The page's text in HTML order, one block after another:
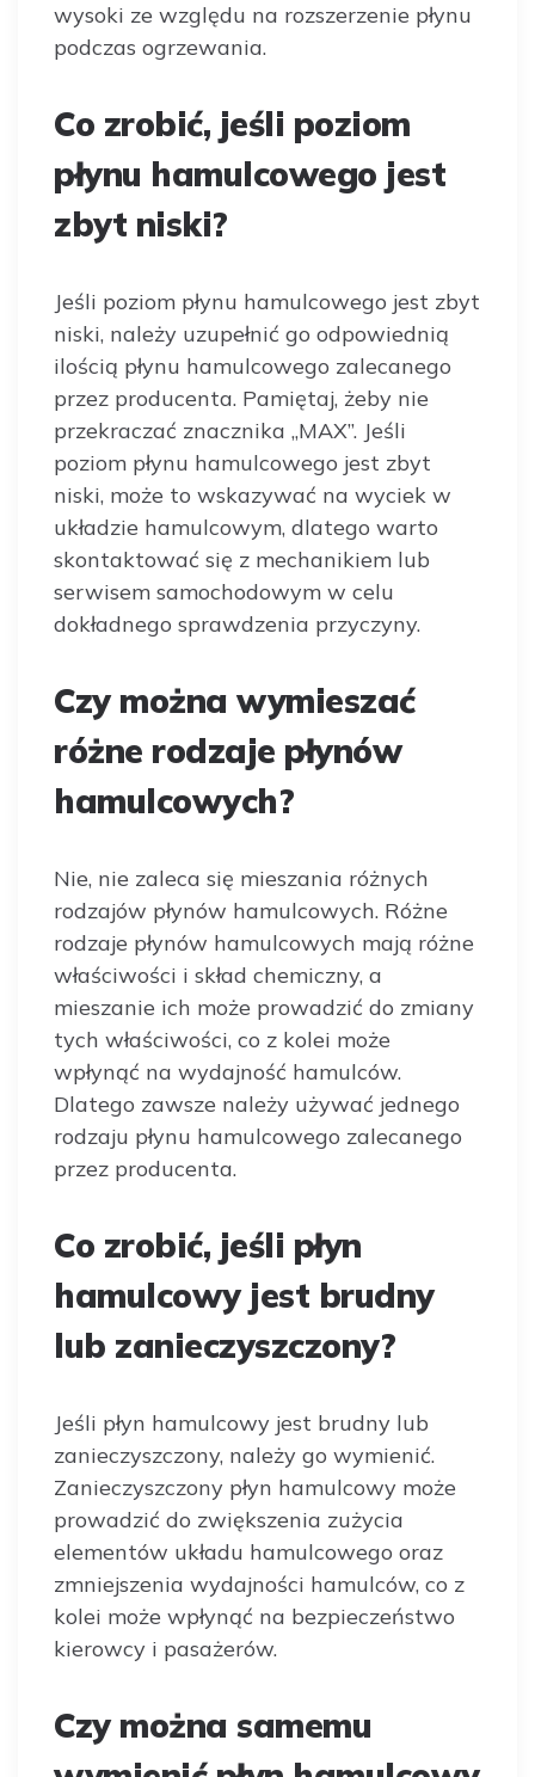
wysoki ze względu na rozszerzenie płynu
podczas ogrzewania.
Co zrobić, jeśli poziom
płynu hamulcowego jest
zbyt niski?
Jeśli poziom płynu hamulcowego jest zbyt
niski, należy uzupełnić go odpowiednią
ilością płynu hamulcowego zalecanego
przez producenta. Pamiętaj, żeby nie
przekraczać znacznika „MAX”. Jeśli
poziom płynu hamulcowego jest zbyt
niski, może to wskazywać na wyciek w
układzie hamulcowym, dlatego warto
skontaktować się z mechanikiem lub
serwisem samochodowym w celu
dokładnego sprawdzenia przyczyny.
Czy można wymieszać
różne rodzaje płynów
hamulcowych?
Nie, nie zaleca się mieszania różnych
rodzajów płynów hamulcowych. Różne
rodzaje płynów hamulcowych mają różne
właściwości i skład chemiczny, a
mieszanie ich może prowadzić do zmiany
tych właściwości, co z kolei może
wpłynąć na wydajność hamulców.
Dlatego zawsze należy używać jednego
rodzaju płynu hamulcowego zalecanego
przez producenta.
Co zrobić, jeśli płyn
hamulcowy jest brudny
lub zanieczyszczony?
Jeśli płyn hamulcowy jest brudny lub
zanieczyszczony, należy go wymienić.
Zanieczyszczony płyn hamulcowy może
prowadzić do zwiększenia zużycia
elementów układu hamulcowego oraz
zmniejszenia wydajności hamulców, co z
kolei może wpłynąć na bezpieczeństwo
kierowcy i pasażerów.
Czy można samemu